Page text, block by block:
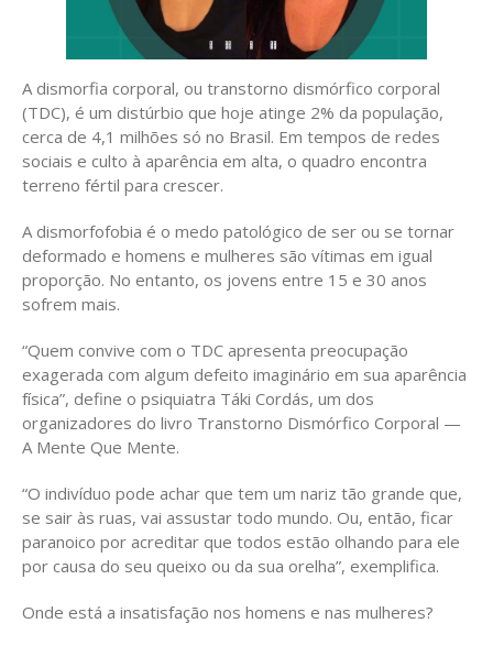
A dismorfia corporal, ou transtorno dismórfico corporal
(TDC), é um distúrbio que hoje atinge 2% da população,
cerca de 4,1 milhões só no Brasil. Em tempos de redes
sociais e culto à aparência em alta, o quadro encontra
terreno fértil para crescer.
A dismorfofobia é o medo patológico de ser ou se tornar
deformado e homens e mulheres são vítimas em igual
proporção. No entanto, os jovens entre 15 e 30 anos
sofrem mais.
“Quem convive com o TDC apresenta preocupação
exagerada com algum defeito imaginário em sua aparência
física”, define o psiquiatra Táki Cordás, um dos
organizadores do livro Transtorno Dismórfico Corporal —
A Mente Que Mente.
“O indivíduo pode achar que tem um nariz tão grande que,
se sair às ruas, vai assustar todo mundo. Ou, então, ficar
paranoico por acreditar que todos estão olhando para ele
por causa do seu queixo ou da sua orelha”, exemplifica.
Onde está a insatisfação nos homens e nas mulheres?